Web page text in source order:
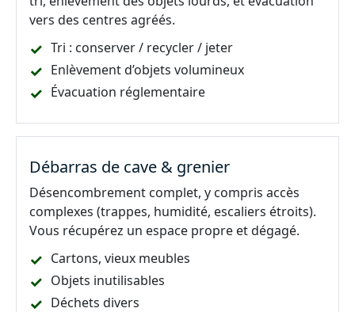
vers des centres agréés.
Tri : conserver / recycler / jeter
Enlèvement d’objets volumineux
Évacuation réglementaire
Débarras de cave & grenier
Désencombrement complet, y compris accès
complexes (trappes, humidité, escaliers étroits).
Vous récupérez un espace propre et dégagé.
Cartons, vieux meubles
Objets inutilisables
Déchets divers